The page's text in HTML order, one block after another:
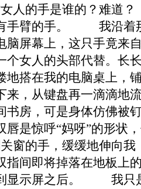
的手是谁的？难道
手臂的手。 我沿着
脑屏幕上，这只手竟
个女人的头部代替。长
地搭在我的电脑桌上，
来，从键盘再一滴
书房，可是身体仿佛被
唇是惊呼“妈呀”的形状
的手，缓缓地伸向我
指间即将掉落在地板上
显示屏之后。 我只